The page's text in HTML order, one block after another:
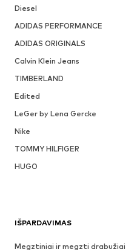
Diesel
ADIDAS PERFORMANCE
ADIDAS ORIGINALS
Calvin Klein Jeans
TIMBERLAND
Edited
LeGer by Lena Gercke
Nike
TOMMY HILFIGER
HUGO
IŠPARDAVIMAS
Megztiniai ir megzti drabužiai